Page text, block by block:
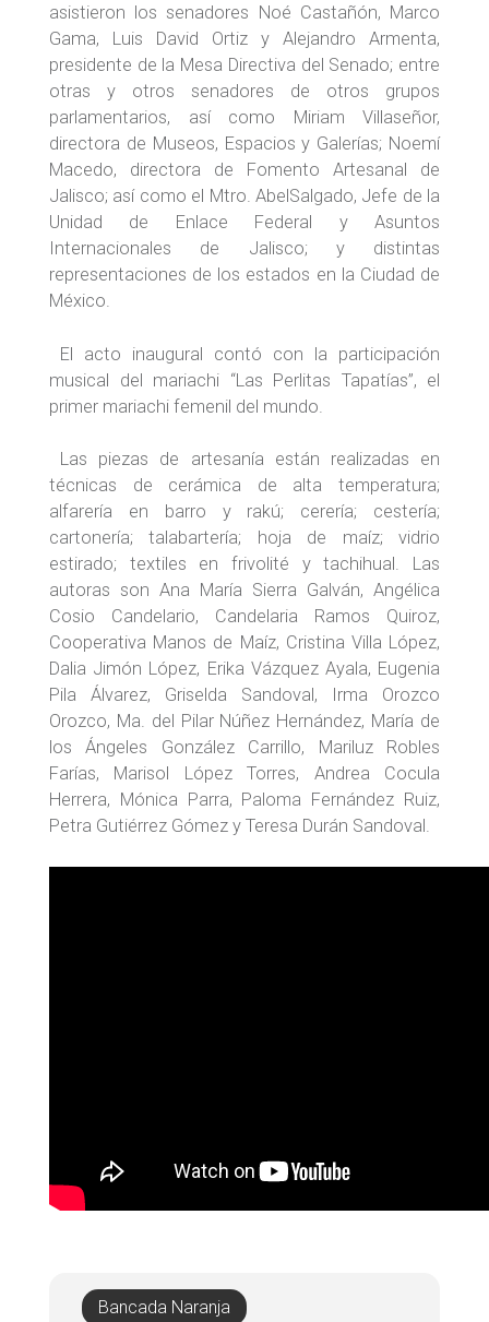
asistieron los senadores Noé Castañón, Marco
Gama, Luis David Ortiz y Alejandro Armenta,
presidente de la Mesa Directiva del Senado; entre
otras y otros senadores de otros grupos
parlamentarios, así como Miriam Villaseñor,
directora de Museos, Espacios y Galerías; Noemí
Macedo, directora de Fomento Artesanal de
Jalisco; así como el Mtro. AbelSalgado, Jefe de la
Unidad de Enlace Federal y Asuntos
Internacionales de Jalisco; y distintas
representaciones de los estados en la Ciudad de
México.
El acto inaugural contó con la participación
musical del mariachi “Las Perlitas Tapatías”, el
primer mariachi femenil del mundo.
Las piezas de artesanía están realizadas en
técnicas de cerámica de alta temperatura;
alfarería en barro y rakú; cerería; cestería;
cartonería; talabartería; hoja de maíz; vidrio
estirado; textiles en frivolité y tachihual. Las
autoras son Ana María Sierra Galván, Angélica
Cosio Candelario, Candelaria Ramos Quiroz,
Cooperativa Manos de Maíz, Cristina Villa López,
Dalia Jimón López, Erika Vázquez Ayala, Eugenia
Pila Álvarez, Griselda Sandoval, Irma Orozco
Orozco, Ma. del Pilar Núñez Hernández, María de
los Ángeles González Carrillo, Mariluz Robles
Farías, Marisol López Torres, Andrea Cocula
Herrera, Mónica Parra, Paloma Fernández Ruiz,
Petra Gutiérrez Gómez y Teresa Durán Sandoval.
Bancada Naranja